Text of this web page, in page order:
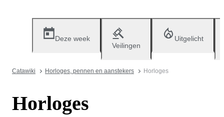
Deze week
Veilingen
Uitgelicht
Catawiki Horloges, pennen en aanstekers Horloges
Horloges